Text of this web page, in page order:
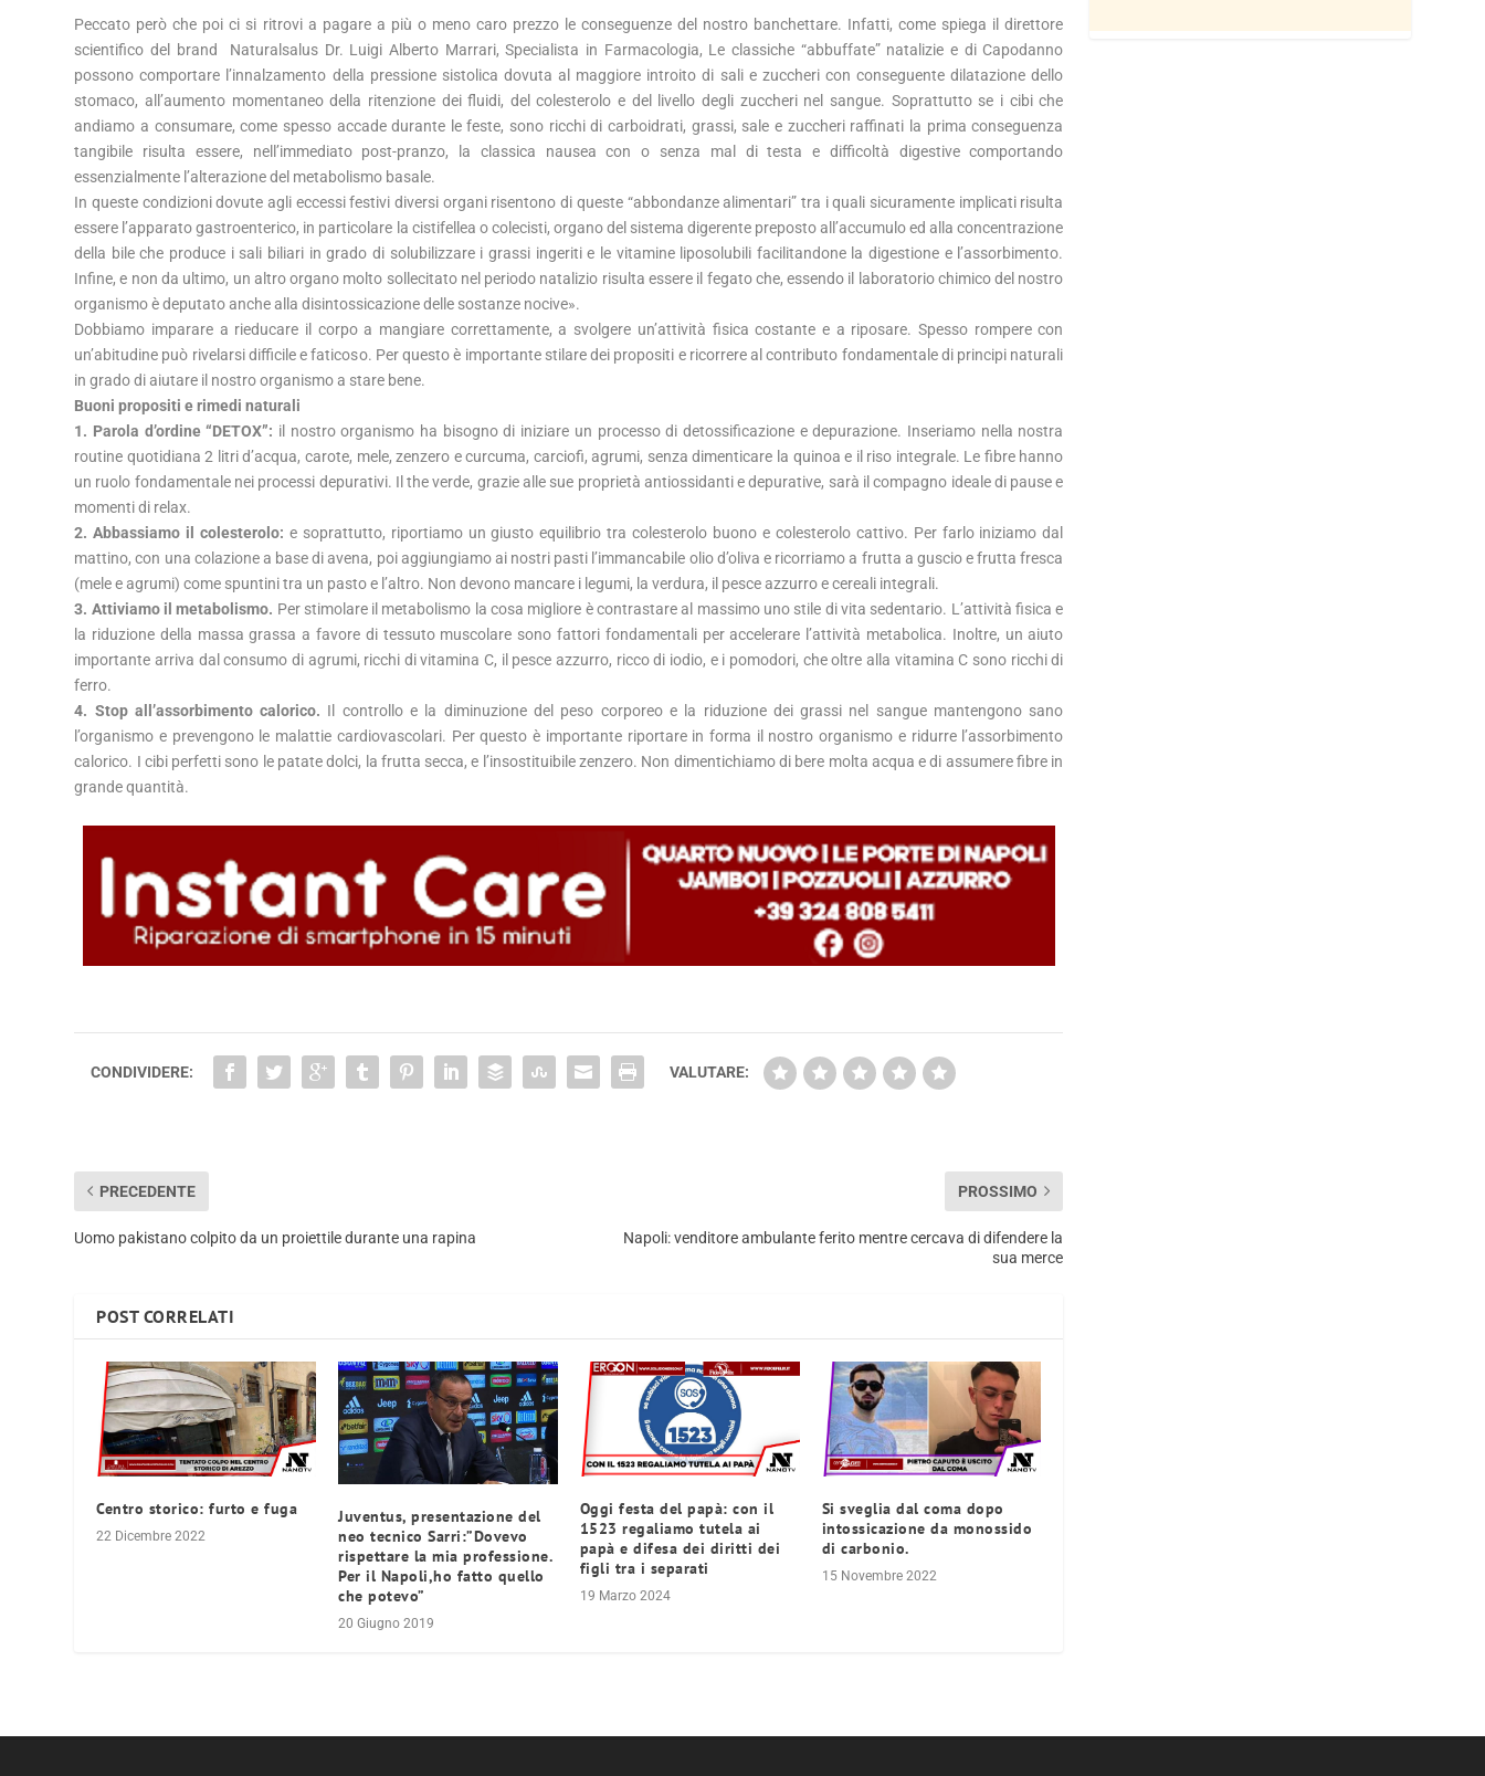
Peccato però che poi ci si ritrovi a pagare a più o meno caro prezzo le conseguenze del nostro banchettare. Infatti, come spiega il direttore
scientifico del brand Naturalsalus Dr. Luigi Alberto Marrari, Specialista in Farmacologia, Le classiche “abbuffate” natalizie e di Capodanno
possono comportare l’innalzamento della pressione sistolica dovuta al maggiore introito di sali e zuccheri con conseguente dilatazione dello
stomaco, all’aumento momentaneo della ritenzione dei fluidi, del colesterolo e del livello degli zuccheri nel sangue. Soprattutto se i cibi che
andiamo a consumare, come spesso accade durante le feste, sono ricchi di carboidrati, grassi, sale e zuccheri raffinati la prima conseguenza
tangibile risulta essere, nell’immediato post-pranzo, la classica nausea con o senza mal di testa e difficoltà digestive comportando
essenzialmente l’alterazione del metabolismo basale.
In queste condizioni dovute agli eccessi festivi diversi organi risentono di queste “abbondanze alimentari” tra i quali sicuramente implicati risulta
essere l’apparato gastroenterico, in particolare la cistifellea o colecisti, organo del sistema digerente preposto all’accumulo ed alla concentrazione
della bile che produce i sali biliari in grado di solubilizzare i grassi ingeriti e le vitamine liposolubili facilitandone la digestione e l’assorbimento.
Infine, e non da ultimo, un altro organo molto sollecitato nel periodo natalizio risulta essere il fegato che, essendo il laboratorio chimico del nostro
organismo è deputato anche alla disintossicazione delle sostanze nocive».
Dobbiamo imparare a rieducare il corpo a mangiare correttamente, a svolgere un’attività fisica costante e a riposare. Spesso rompere con
un’abitudine può rivelarsi difficile e faticoso. Per questo è importante stilare dei propositi e ricorrere al contributo fondamentale di principi naturali
in grado di aiutare il nostro organismo a stare bene.
Buoni propositi e rimedi naturali
1. Parola d’ordine “DETOX”: il nostro organismo ha bisogno di iniziare un processo di detossificazione e depurazione. Inseriamo nella nostra
routine quotidiana 2 litri d’acqua, carote, mele, zenzero e curcuma, carciofi, agrumi, senza dimenticare la quinoa e il riso integrale. Le fibre hanno
un ruolo fondamentale nei processi depurativi. Il the verde, grazie alle sue proprietà antiossidanti e depurative, sarà il compagno ideale di pause e
momenti di relax.
2. Abbassiamo il colesterolo: e soprattutto, riportiamo un giusto equilibrio tra colesterolo buono e colesterolo cattivo. Per farlo iniziamo dal
mattino, con una colazione a base di avena, poi aggiungiamo ai nostri pasti l’immancabile olio d’oliva e ricorriamo a frutta a guscio e frutta fresca
(mele e agrumi) come spuntini tra un pasto e l’altro. Non devono mancare i legumi, la verdura, il pesce azzurro e cereali integrali.
3. Attiviamo il metabolismo. Per stimolare il metabolismo la cosa migliore è contrastare al massimo uno stile di vita sedentario. L’attività fisica e
la riduzione della massa grassa a favore di tessuto muscolare sono fattori fondamentali per accelerare l’attività metabolica. Inoltre, un aiuto
importante arriva dal consumo di agrumi, ricchi di vitamina C, il pesce azzurro, ricco di iodio, e i pomodori, che oltre alla vitamina C sono ricchi di
ferro.
4. Stop all’assorbimento calorico. Il controllo e la diminuzione del peso corporeo e la riduzione dei grassi nel sangue mantengono sano
l’organismo e prevengono le malattie cardiovascolari. Per questo è importante riportare in forma il nostro organismo e ridurre l’assorbimento
calorico. I cibi perfetti sono le patate dolci, la frutta secca, e l’insostituibile zenzero. Non dimentichiamo di bere molta acqua e di assumere fibre in
grande quantità.
CONDIVIDERE: VALUTARE:
PRECEDENTE
Uomo pakistano colpito da un proiettile durante una rapina
PROSSIMO
Napoli: venditore ambulante ferito mentre cercava di difendere la
sua merce
POST CORRELATI
Centro storico: furto e fuga
22 Dicembre 2022
Juventus, presentazione del
neo tecnico Sarri:”Dovevo
rispettare la mia professione.
Per il Napoli,ho fatto quello
che potevo”
20 Giugno 2019
Oggi festa del papà: con il
1523 regaliamo tutela ai
papà e difesa dei diritti dei
figli tra i separati
19 Marzo 2024
Si sveglia dal coma dopo
intossicazione da monossido
di carbonio.
15 Novembre 2022